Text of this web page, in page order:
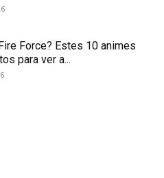
Force? Estes 10 animes
para ver a...